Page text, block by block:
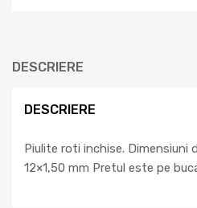
DESCRIERE
DESCRIERE
Piulite roti inchise. Dimensiuni
12×1,50 mm Pretul este pe